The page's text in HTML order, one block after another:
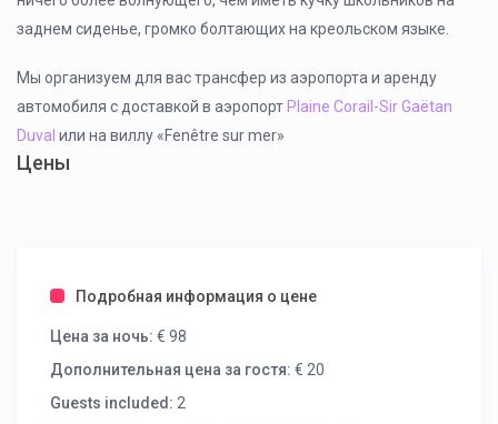
заднем сиденье, громко болтающих на креольском языке.
Мы организуем для вас трансфер из аэропорта и аренду
автомобиля с доставкой в аэропорт Plaine Corail-Sir Gaëtan
Duvalили на виллу «Fenêtre sur mer»
Цены
Подробная информация о цене
Цена за ночь: € 98
Дополнительная цена за гостя: € 20
Guests included: 2